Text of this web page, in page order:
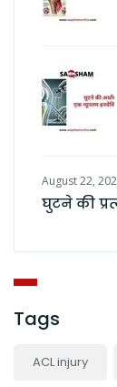
August 22,
घुटने की
Tags
ACL injury